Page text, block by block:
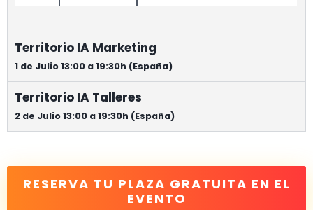
Territorio IA Marketing
1 de Julio 13:00 a 19:30h (España)
Territorio IA Talleres
2 de Julio 13:00 a 19:30h (España)
RESERVA TU PLAZA GRATUITA EN EL
EVENTO